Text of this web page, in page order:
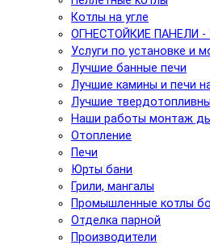
Котлы на угле
ОГНЕСТОЙКИЕ ПАНЕЛИ
Услуги по установке и
Лучшие банные печи
Лучшие камины и печи
Лучшие
Наши работы монтаж
Отопление
Печи
Юрты бани
Грили, мангалы
Промышленные котлы
Отделка парной
Производители